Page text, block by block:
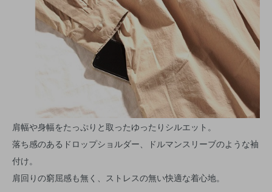
肩幅や身幅をたっぷりと取ったゆったりシルエット。
落ち感のあるドロップショルダー、ドルマンスリーブのような袖
付け。
肩回りの窮屈感も無く、ストレスの無い快適な着心地。